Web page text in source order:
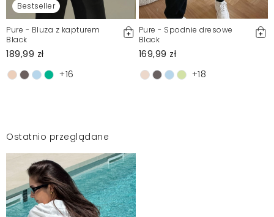
Bestseller
Pure - Bluza z kapturem
Black
189,99 zł
+16
Pure - Spodnie dresowe
Black
169,99 zł
+18
Ostatnio przeglądane